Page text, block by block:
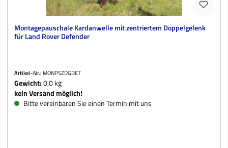
Montagepauschale Kardanwelle mit zentriertem Doppelgelenk
für Land Rover Defender
Artikel-Nr.: MONPSZDGDET
Gewicht:0,0 kg
kein Versand möglich!
Bitte vereinbaren Sie einen Termin mit uns